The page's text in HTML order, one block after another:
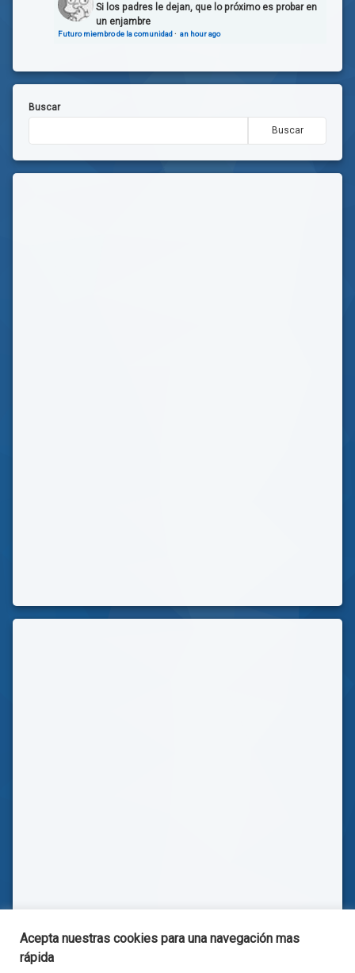
Si los padres le dejan, que lo próximo es probar en
un enjambre
Futuro miembro de la comunidad· an hour ago
Buscar
Buscar
Acepta nuestras cookies para una navegación mas
rápida